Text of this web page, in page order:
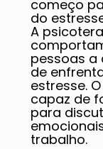
começo
do
A
pessoas a
de
estresse.
capaz de
para
trabalho.